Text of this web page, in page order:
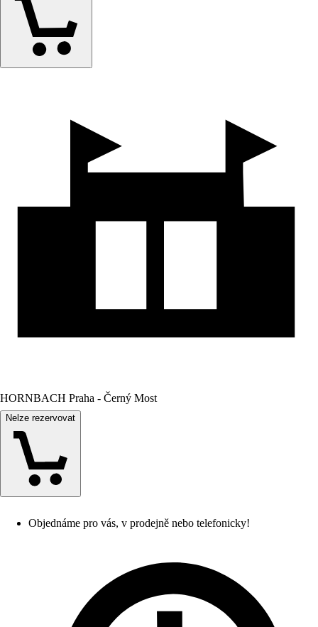
HORNBACH Praha - Černý Most
Nelze rezervovat
Objednáme pro vás, v prodejně nebo telefonicky!